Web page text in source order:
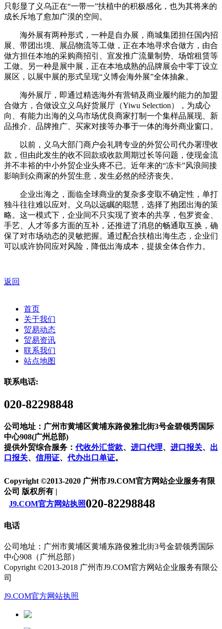
只彰显了义乌正在“一带一”扶植中的积极感化，也为其将来的
成长斥地了愈加广漠的空间。
海外展有两种形式，一种是自办展，商城集团担任国内招
展、带团出境、展品物流等工做，正在本地寻求合做方，由合
做方担任本地的采购商招引、宣发推广流量制势、场馆租赁等
工做。另一种是展中展，正在本地成熟的品牌展会中零丁设立
展区，以展中展的形式呈现“义博会海外展”全体抽象。
海外展厅，即通过精选海外有营销及商业履约能力的加盟
合做方，合做设立义乌好货展厅（Yiwu Selection），为成心
向、有能力出海的义乌市场优良商家打制一个集样品展现、新
品推介、品牌推广、买家对接等办事于一体的海外商业窗口。
以前，义乌大部门商户会礼聘专业的外贸公司代办署理收
款，但由此发生的收不回款或收款周期过长等问题，使现金流
并不丰裕的中小外贸企业头疼不已。近年来的“冻卡”风浪间接
影响到众商家的外贸生意，发生必然的经济丧失。
企业出海之，面临全球商业的复杂多变取不确定性，单打
独斗往往难以应对。义乌以远瞩的聪慧，选择了抱团出海的策
略。这一模式下，企业间不只实现了资本的共享，包罗资金、
手艺、人才等多方面的互补，还推进了消息的畅通取互换，确
保了对市场动态的灵敏把握。通过配合扶植出海生态，企业们
可以或许协同应对风险，降低出海成本，提拔全体合作力。
返回
首页
关于我们
贸易动态
贸易资讯
联系我们
站点地图
联系电话:
020-82298848
公司地址：广州市黄埔区黄埔东路俊雅北街3号金碧领秀国际
中心908(广州总部)
提供外贸综合服务：代收外汇货款、 进口代理、 进口报关、 出
口报关、 信用证、代办出口单证。
Copyright ©2013-2020 广州市J9.COM官方网站企业服务有限
公司 版权所有 |
J9.COM官方网站执照020-82298848
电话
公司地址：广州市黄埔区黄埔东路俊雅北街3号金碧领秀国际
中心908（广州总部）
Copyright ©2013-2018 广州市J9.COM官方网站企业服务有限公
司
J9.COM官方网站执照